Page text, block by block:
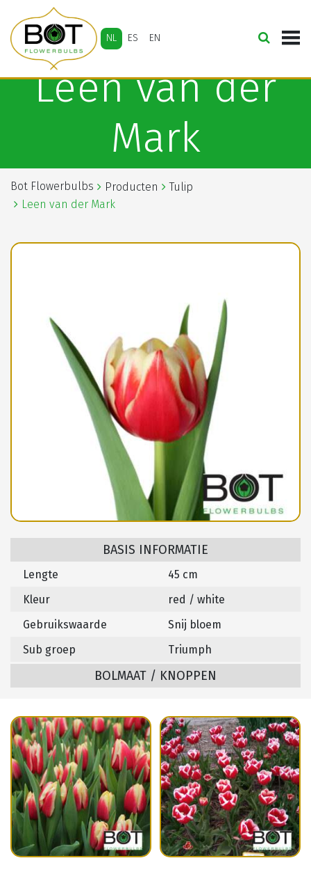
NL ES EN
Leen van der
Mark
Bot Flowerbulbs Producten
Tulip
Leen van der Mark
BASIS INFORMATIE
Lengte
45 cm
Kleur
red / white
Gebruikswaarde
Snij bloem
Sub groep
Triumph
BOLMAAT / KNOPPEN